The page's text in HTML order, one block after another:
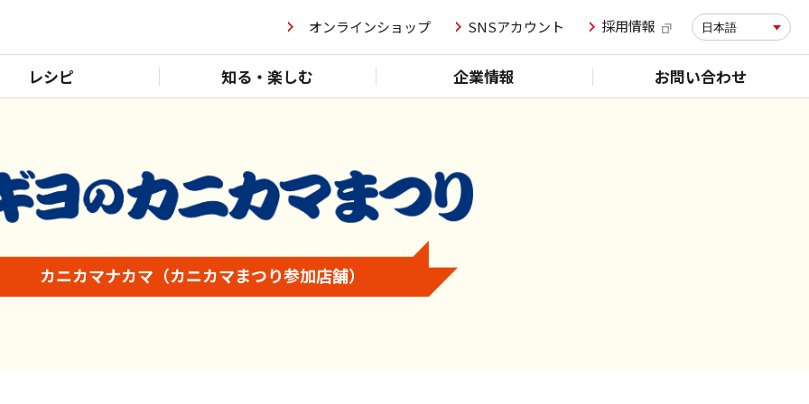
オンラインショップ SNSアカウント 採用情報 日本語
レシピ 知る・楽しむ 企業情報 お問い合わせ
カニカマナカマ （カニカマまつり参加店舗）